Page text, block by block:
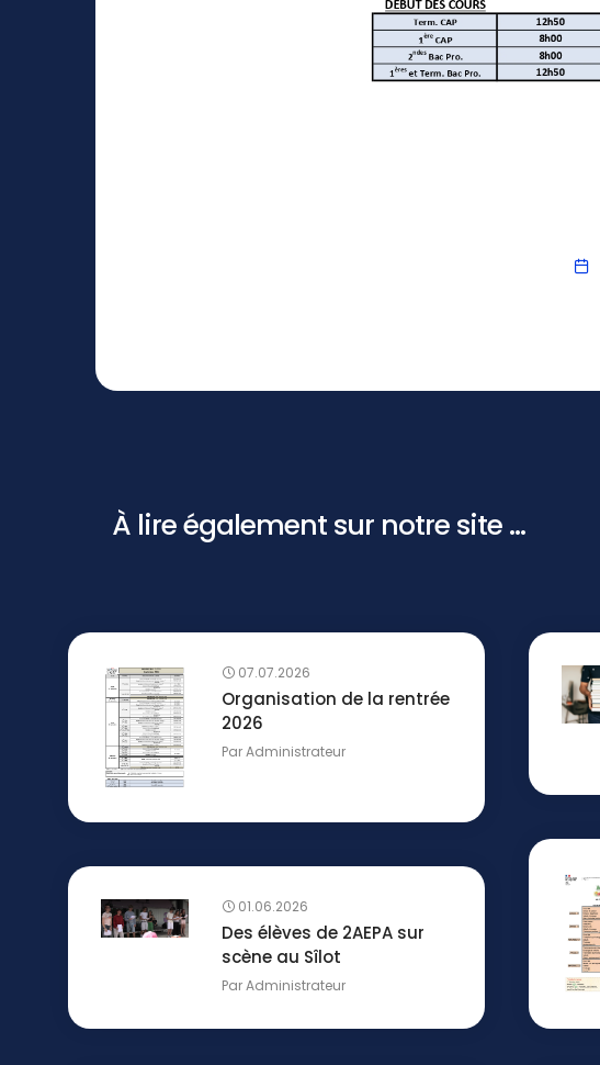
À lire également sur notre site ...
07.07.2026
Organisation de la rentrée
2026
ParAdministrateur
01.06.2026
Des élèves de 2AEPA sur
scène au Sîlot
ParAdministrateur